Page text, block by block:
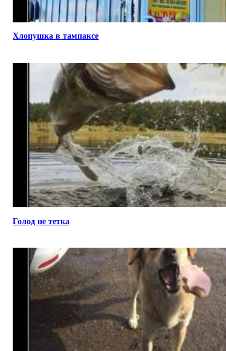
Хлопушка в тампаксе
Голод не тетка